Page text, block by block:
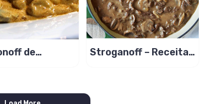
de
Stroganoff – Receita